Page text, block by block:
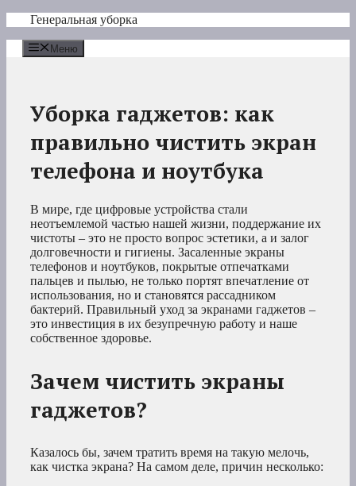
Перейти
содержимому
Генеральная уборка
Меню
Уборка гаджетов: как
правильно чистить экран
телефона и ноутбука
В мире, где цифровые устройства стали
неотъемлемой частью нашей жизни, поддержание их
чистоты – это не просто вопрос эстетики, а и залог
долговечности и гигиены. Засаленные экраны
телефонов и ноутбуков, покрытые отпечатками
пальцев и пылью, не только портят впечатление от
использования, но и становятся рассадником
бактерий. Правильный уход за экранами гаджетов –
это инвестиция в их безупречную работу и наше
собственное здоровье.
Зачем чистить экраны
гаджетов?
Казалось бы, зачем тратить время на такую мелочь,
как чистка экрана? На самом деле, причин несколько: